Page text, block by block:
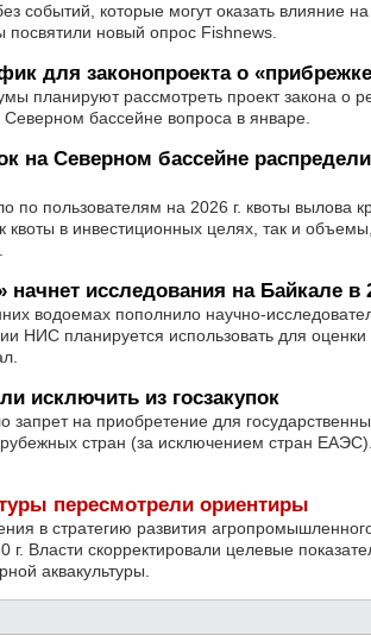
событий, которые могут оказать влияние
новый опрос Fishnews.
для законопроекта о
планируют рассмотреть проект закона о
бассейне вопроса в январе.
на Северном бассейне
по пользователям на 2026 г. квоты вылова
в инвестиционных целях, так и
исследования на Байкале в
водоемах пополнило научно-
НИС планируется использовать для оценки
исключить из госзакупок
запрет на приобретение для
стран (за исключением стран
пересмотрели ориентиры
в стратегию развития
г. Власти скорректировали целевые
аквакультуры.